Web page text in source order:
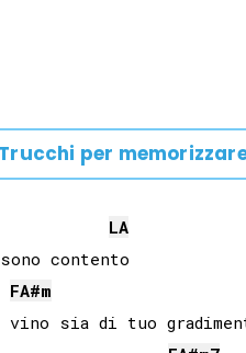
per
LA
sono contento
FA#m